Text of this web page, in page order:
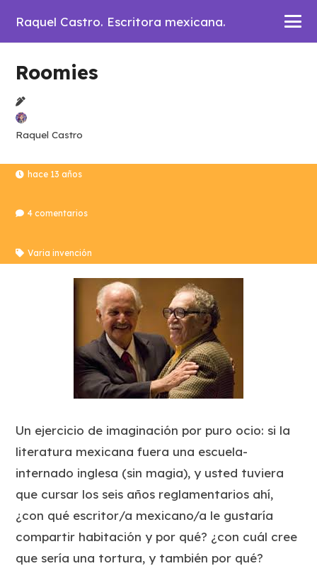
Raquel Castro. Escritora mexicana.
Roomies
Raquel Castro
hace 13 años
4comentarios
Varia invención
Un ejercicio de imaginación por puro ocio: si la
literatura mexicana fuera una escuela-
internado inglesa (sin magia), y usted tuviera
que cursar los seis años reglamentarios ahí,
¿con qué escritor/a mexicano/a le gustaría
compartir habitación y por qué? ¿con cuál cree
que sería una tortura, y también por qué?